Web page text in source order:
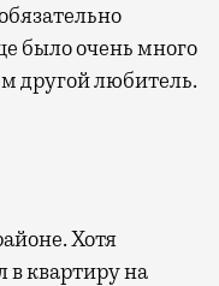
было очень много
другой любитель.
Хотя
в квартиру на